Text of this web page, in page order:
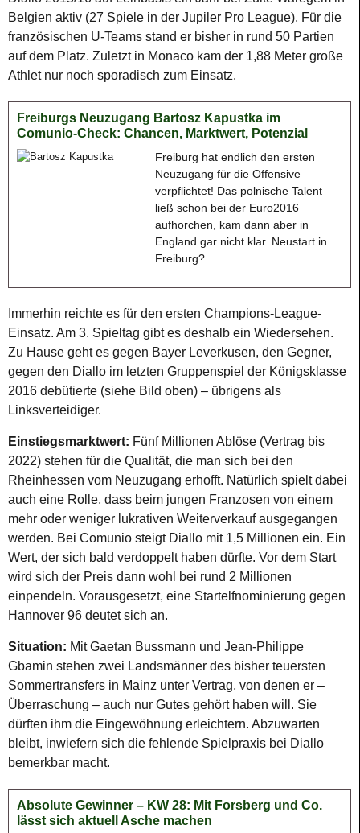
Belgien aktiv (27 Spiele in der Jupiler Pro League). Für die
französischen U-Teams stand er bisher in rund 50 Partien
auf dem Platz. Zuletzt in Monaco kam der 1,88 Meter große
Athlet nur noch sporadisch zum Einsatz.
Freiburgs Neuzugang Bartosz Kapustka im
Comunio-Check: Chancen, Marktwert, Potenzial
Freiburg hat endlich den ersten
Neuzugang für die Offensive
verpflichtet! Das polnische Talent
ließ schon bei der Euro2016
aufhorchen, kam dann aber in
England gar nicht klar. Neustart in
Freiburg?
Immerhin reichte es für den ersten Champions-League-
Einsatz. Am 3. Spieltag gibt es deshalb ein Wiedersehen.
Zu Hause geht es gegen Bayer Leverkusen, den Gegner,
gegen den Diallo im letzten Gruppenspiel der Königsklasse
2016 debütierte (siehe Bild oben) – übrigens als
Linksverteidiger.
Einstiegsmarktwert: Fünf Millionen Ablöse (Vertrag bis
2022) stehen für die Qualität, die man sich bei den
Rheinhessen vom Neuzugang erhofft. Natürlich spielt dabei
auch eine Rolle, dass beim jungen Franzosen von einem
mehr oder weniger lukrativen Weiterverkauf ausgegangen
werden. Bei Comunio steigt Diallo mit 1,5 Millionen ein. Ein
Wert, der sich bald verdoppelt haben dürfte. Vor dem Start
wird sich der Preis dann wohl bei rund 2 Millionen
einpendeln. Vorausgesetzt, eine Startelfnominierung gegen
Hannover 96 deutet sich an.
Situation: Mit Gaetan Bussmann und Jean-Philippe
Gbamin stehen zwei Landsmänner des bisher teuersten
Sommertransfers in Mainz unter Vertrag, von denen er –
Überraschung – auch nur Gutes gehört haben will. Sie
dürften ihm die Eingewöhnung erleichtern. Abzuwarten
bleibt, inwiefern sich die fehlende Spielpraxis bei Diallo
bemerkbar macht.
Absolute Gewinner – KW 28: Mit Forsberg und Co.
lässt sich aktuell Asche machen